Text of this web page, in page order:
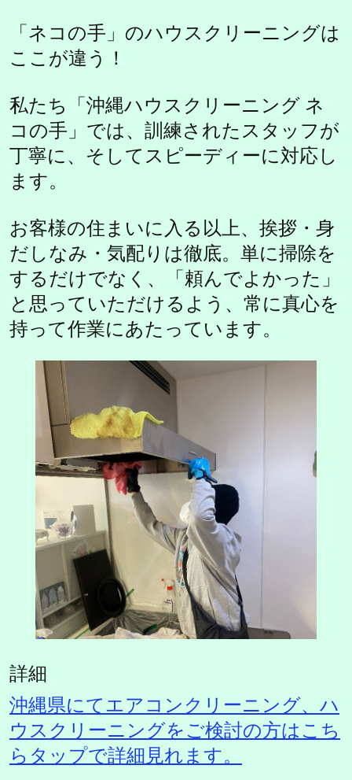
「ネコの手」のハウスクリーニングは
ここが違う！
私たち「沖縄ハウスクリーニング ネ
コの手」では、訓練されたスタッフが
丁寧に、そしてスピーディーに対応し
ます。
お客様の住まいに入る以上、挨拶・身
だしなみ・気配りは徹底。単に掃除を
するだけでなく、「頼んでよかった」
と思っていただけるよう、常に真心を
持って作業にあたっています。
詳細
沖縄県にてエアコンクリーニング、ハ
ウスクリーニングをご検討の方はこち
らタップで詳細見れます。